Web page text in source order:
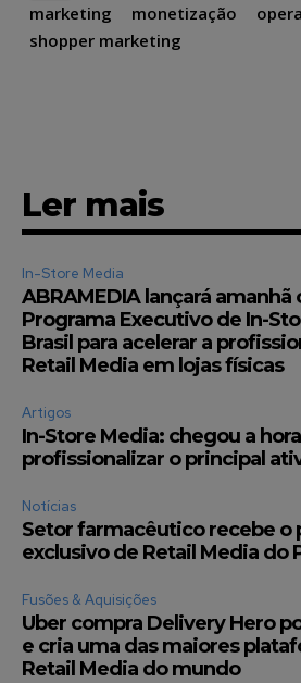
marketing
monetização
shopper marketing
Ler mais
In-Store Media
ABRAMEDIA lançará
Programa Executivo de In-
Brasil para acelerar a
Retail Media em lojas físicas
Artigos
In-Store Media: chegou a
profissionalizar o principal
Notícias
Setor farmacêutico recebe o
exclusivo de Retail Media do
Fusões & Aquisições
Uber compra Delivery Hero
e cria uma das maiores
Retail Media do mundo